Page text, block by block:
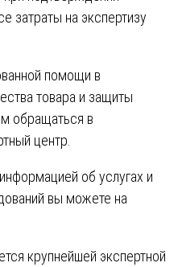
затраты на экспертизу
помощи в
товара и защиты
обращаться в
центр.
об услугах и
вы можете на
крупнейшей экспертной